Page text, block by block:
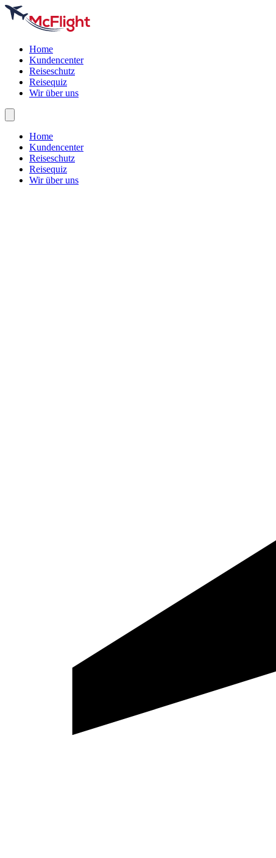
Home
Kundencenter
Reiseschutz
Reisequiz
Wir über uns
Home
Kundencenter
Reiseschutz
Reisequiz
Wir über uns